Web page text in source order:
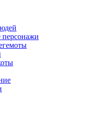
персонажи